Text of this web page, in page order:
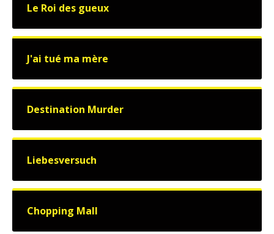
Le Roi des gueux
J'ai tué ma mère
Destination Murder
Liebesversuch
Chopping Mall